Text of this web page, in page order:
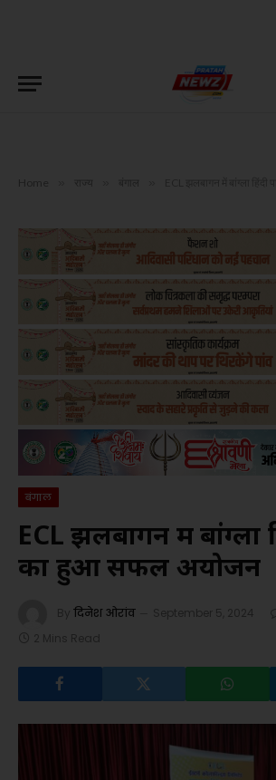
Home
बंगाल
ECL झलबागन में बांग्ला
का हुआ सफल अयोजन
By दिनेश ओरांव September 5, 2024
2 Mins Read